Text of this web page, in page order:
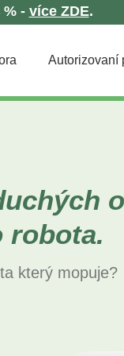
- více ZDE.
Autorizovaní
robota.
který mopuje?